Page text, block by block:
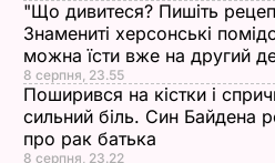
"Що дивитеся? Пишіть
Знамениті херсонські
можна їсти вже на другий
8 серпня, 23.55
Поширився на кістки і
сильний біль. Син Байдена
про рак батька
8 серпня, 23.22